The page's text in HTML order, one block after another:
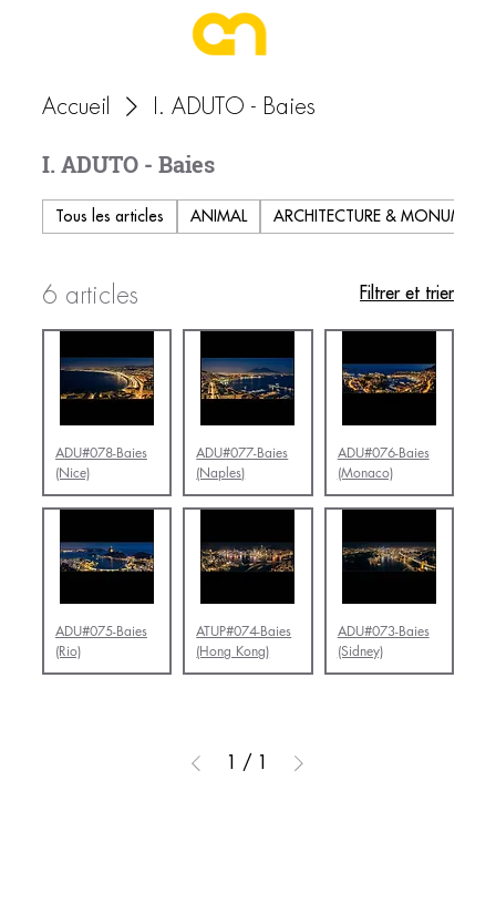
Accueil I. ADUTO - Baies
I. ADUTO - Baies
Tous les articles ANIMAL ARCHITECTURE & MONUMENT
6 articles Filtrer et trier
ADU#078-Baies
(Nice)
ADU#077-Baies
(Naples)
ADU#076-Baies
(Monaco)
ADU#075-Baies
(Rio)
ATUP#074-Baies
(Hong Kong)
ADU#073-Baies
(Sidney)
/